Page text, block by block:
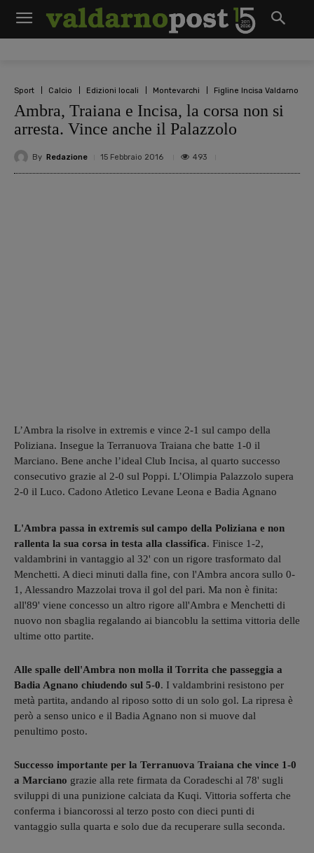
Sport Calcio Edizioni locali Montevarchi Figline Incisa Valdarno
Ambra, Traiana e Incisa, la corsa non si
arresta. Vince anche il Palazzolo
By Redazione 15 Febbraio 2016 493
L’Ambra la risolve in extremis e vince 2-1 sul campo della
Poliziana. Insegue la Terranuova Traiana che batte 1-0 il
Marciano. Bene anche l’ideal Club Incisa, al quarto successo
consecutivo grazie al 2-0 sul Poppi. L’Olimpia Palazzolo supera
2-0 il Luco. Cadono Atletico Levane Leona e Badia Agnano
L'Ambra passa in extremis sul campo della Poliziana e non
rallenta la sua corsa in testa alla classifica. Finisce 1-2,
valdambrini in vantaggio al 32' con un rigore trasformato dal
Menchetti. A dieci minuti dalla fine, con l'Ambra ancora sullo 0-
1, Alessandro Mazzolai trova il gol del pari. Ma non è finita:
all'89' viene concesso un altro rigore all'Ambra e Menchetti di
nuovo non sbaglia regalando ai biancoblu la settima vittoria delle
ultime otto partite.
Alle spalle dell'Ambra non molla il Torrita che passeggia a
Badia Agnano chiudendo sul 5-0. I valdambrini resistono per
metà partita, andando al riposo sotto di un solo gol. La ripresa è
però a senso unico e il Badia Agnano non si muove dal
penultimo posto.
Successo importante per la Terranuova Traiana che vince 1-0
a Marciano grazie alla rete firmata da Coradeschi al 78' sugli
sviluppi di una punizione calciata da Kuqi. Vittoria sofferta che
conferma i biancorossi al terzo posto con dieci punti di
vantaggio sulla quarta e solo due da recuperare sulla seconda.